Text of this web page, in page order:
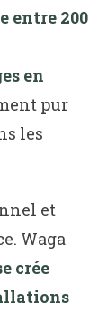
entre 200
en
pur
les
et
Waga
crée